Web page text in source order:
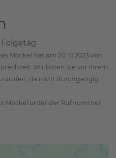
Möckel hat am 20.10.2023 von
Wir bitten Sie vor Ihrem
da nicht durchgängig
Möckel unter der Rufnummer: